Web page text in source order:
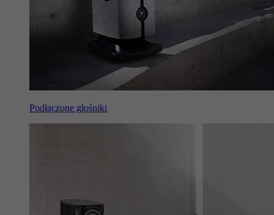
Podłączone głośniki